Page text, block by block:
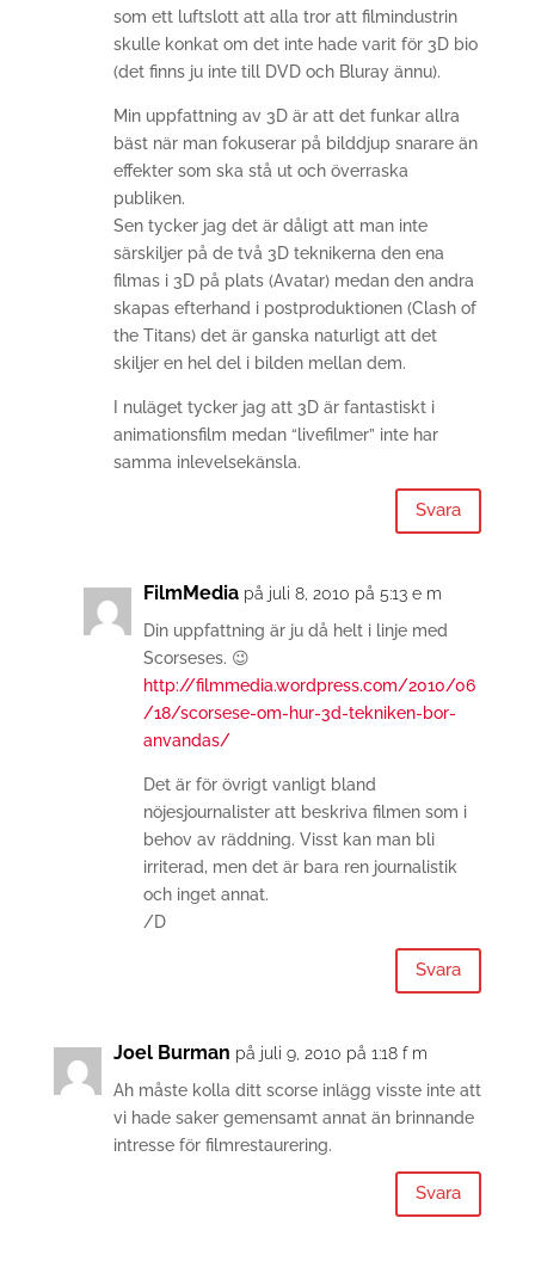
som ett luftslott att alla tror att filmindustrin
skulle konkat om det inte hade varit för 3D bio
(det finns ju inte till DVD och Bluray ännu).
Min uppfattning av 3D är att det funkar allra
bäst när man fokuserar på bilddjup snarare än
effekter som ska stå ut och överraska
publiken.
Sen tycker jag det är dåligt att man inte
särskiljer på de två 3D teknikerna den ena
filmas i 3D på plats (Avatar) medan den andra
skapas efterhand i postproduktionen (Clash of
the Titans) det är ganska naturligt att det
skiljer en hel del i bilden mellan dem.
I nuläget tycker jag att 3D är fantastiskt i
animationsfilm medan “livefilmer” inte har
samma inlevelsekänsla.
Svara
FilmMedia på juli 8, 2010 på 5:13 e m
Din uppfattning är ju då helt i linje med
Scorseses. 😉
http://filmmedia.wordpress.com/2010/06
/18/scorsese-om-hur-3d-tekniken-bor-
anvandas/
Det är för övrigt vanligt bland
nöjesjournalister att beskriva filmen som i
behov av räddning. Visst kan man bli
irriterad, men det är bara ren journalistik
och inget annat.
/D
Svara
Joel Burman på juli 9, 2010 på 1:18 f m
Ah måste kolla ditt scorse inlägg visste inte att
vi hade saker gemensamt annat än brinnande
intresse för filmrestaurering.
Svara